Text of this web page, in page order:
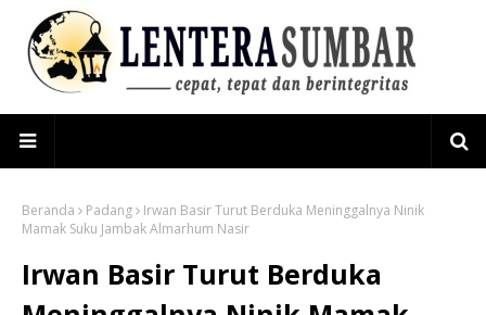
Beranda Padang
Irwan Basir Turut Berduka Meninggalnya Ninik
Mamak Suku Jambak Almarhum Nasir
Irwan Basir Turut Berduka